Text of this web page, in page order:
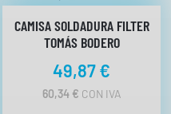
CAMISA SOLDADURA FILTER
TOMÁS BODERO
49,87€
60,34 € CON IVA